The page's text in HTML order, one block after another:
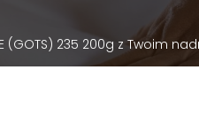
(GOTS) 235 200g z Twoim